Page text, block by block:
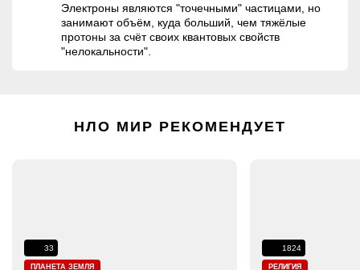
Электроны являются "точечными" частицами, но
занимают объём, куда больший, чем тяжёлые
протоны за счёт своих квантовых свойств
"нелокальности".
НЛО МИР РЕКОМЕНДУЕТ
ПЛАНЕТА ЗЕМЛЯ
33
РЕЛИГИЯ
1824